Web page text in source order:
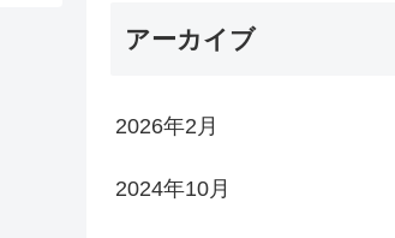
アーカイブ
2026年2月
2024年10月